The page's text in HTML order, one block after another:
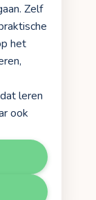
Zelf
het
leren
ook